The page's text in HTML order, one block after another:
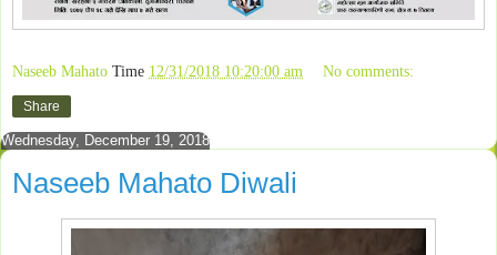
Naseeb Mahato Time 12/31/2018 10:20:00 am No comments:
Share
Wednesday, December 19, 2018
Naseeb Mahato Diwali